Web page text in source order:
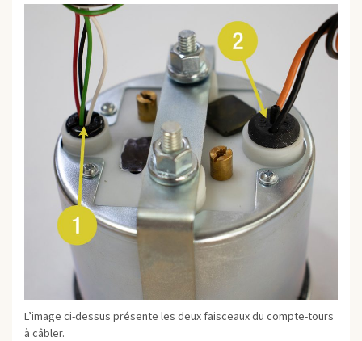
L’image ci-dessus présente les deux faisceaux du compte-tours
à câbler.